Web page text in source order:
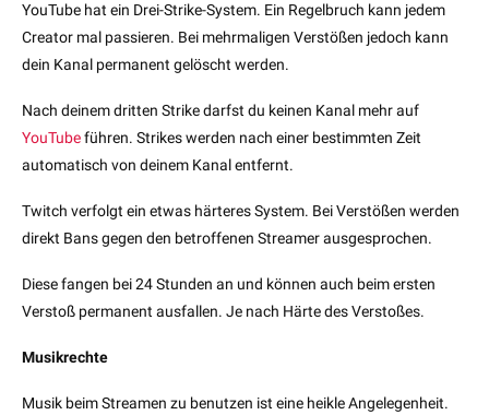
YouTube hat ein Drei-Strike-System. Ein Regelbruch kann jedem
Creator mal passieren. Bei mehrmaligen Verstößen jedoch kann
dein Kanal permanent gelöscht werden.
Nach deinem dritten Strike darfst du keinen Kanal mehr auf
YouTubeführen. Strikes werden nach einer bestimmten Zeit
automatisch von deinem Kanal entfernt.
Twitch verfolgt ein etwas härteres System. Bei Verstößen werden
direkt Bans gegen den betroffenen Streamer ausgesprochen.
Diese fangen bei 24 Stunden an und können auch beim ersten
Verstoß permanent ausfallen. Je nach Härte des Verstoßes.
Musikrechte
Musik beim Streamen zu benutzen ist eine heikle Angelegenheit.